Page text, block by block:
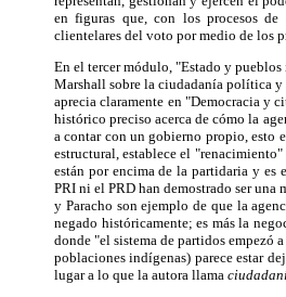
en figuras que, con los procesos de
clientelares del voto por medio de los
En el tercer módulo, "Estado y
Marshall sobre la ciudadanía política y
aprecia claramente en "Democracia y
histórico preciso acerca de cómo la
a contar con un gobierno propio, esto
estructural, establece el
están por encima de la partidaria y es
PRI ni el PRD han demostrado ser una
y Paracho son ejemplo de que la
negado históricamente; es más la
donde "el sistema de partidos empezó
poblaciones indígenas) parece estar
lugar a lo que la autora llama